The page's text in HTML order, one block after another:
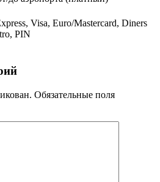
Visa, Euro/Mastercard, Diners
PIN
Обязательные поля